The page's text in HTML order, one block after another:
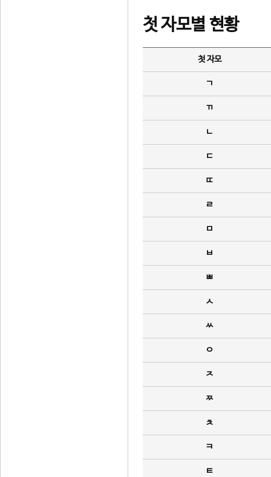
첫 자모별 현황
첫 자모
ㄱ
ㄲ
ㄴ
ㄷ
ㄸ
ㄹ
ㅁ
ㅂ
ㅃ
ㅅ
ㅆ
ㅇ
ㅈ
ㅉ
ㅊ
ㅋ
ㅌ